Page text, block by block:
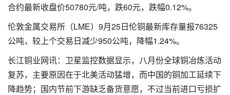
合约最新收盘价50780元/吨，跌60元，跌幅0.12%。
伦敦金属交易所（LME）9月25日伦铜最新库存量报76325
公吨，较上个交易日减少950公吨，降幅1.24%。
长江铜业网讯：卫星监控数据显示，八月份全球铜冶炼活动
复苏，主要原因在于北美活动猛增，而中国的铜加工延续下
降趋势；国内节前下游缺乏备货意愿，不过当前进口亏损扩